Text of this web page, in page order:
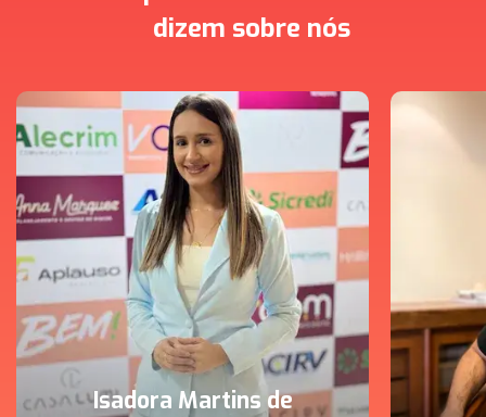
dizem sobre nós
Isadora Martins de